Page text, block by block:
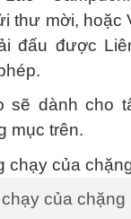
thư mời, hoặc
đấu được
sẽ dành cho
mục trên.
của chặng